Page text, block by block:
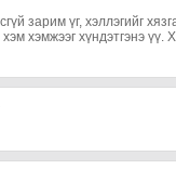
зарим үг, хэллэгийг
хэмжээг хүндэтгэнэ үү.